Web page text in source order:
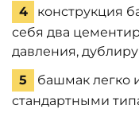
4
конструкция
себя два
давления,
5
башмак легко
стандартными